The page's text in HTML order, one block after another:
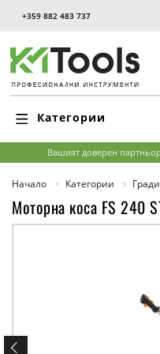
+359 882 483 737
Категории
Вашият доверен
Начало Категории
Моторна коса FS 240